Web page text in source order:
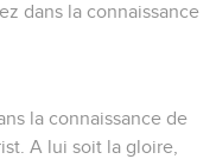
dans la connaissance
la connaissance de
A lui soit la gloire,